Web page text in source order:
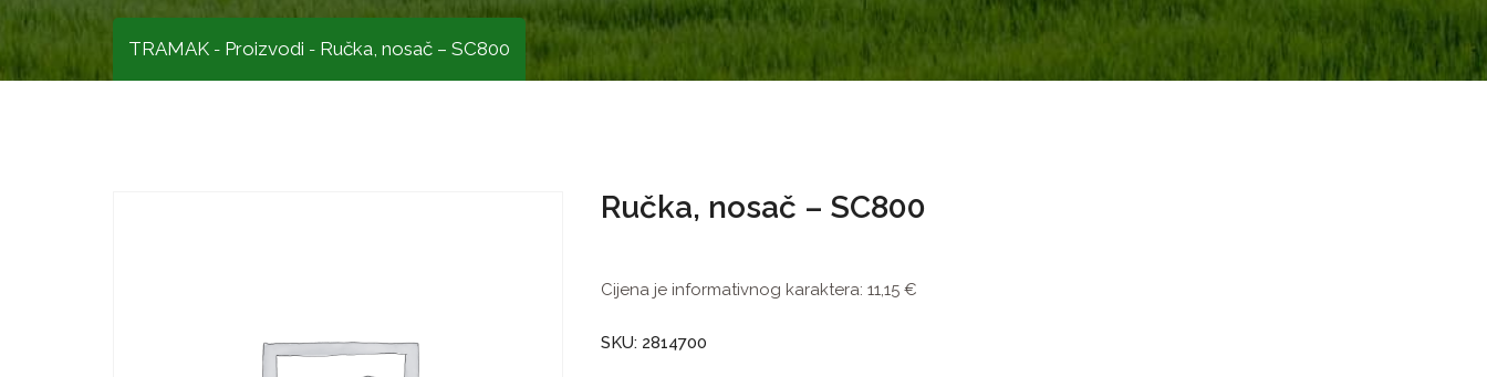
TRAMAK - Proizvodi - Ručka, nosač – SC800
Ručka, nosač – SC800
Cijena je informativnog karaktera: 11,15 €
SKU: 2814700